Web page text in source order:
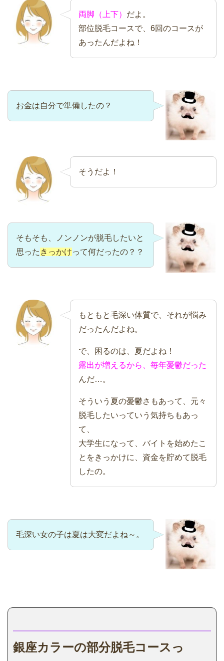
両脚（上下） だよ。
部位脱毛コースで、6回のコースが
あったんだよね！
お金は自分で準備したの？
そうだよ！
そもそも、ノンノンが脱毛したいと
思った きっかけって何だったの？？
もともと毛深い体質で、それが悩み
だったんだよね。
で、困るのは、夏だよね！
露出が増えるから、毎年憂鬱だった
んだ…。
そういう夏の憂鬱さもあって、元々
脱毛したいっていう気持ちもあっ
て、
大学生になって、バイトを始めたこ
とをきっかけに、資金を貯めて脱毛
したの。
毛深い女の子は夏は大変だよね～。
銀座カラーの部分脱毛コースっ